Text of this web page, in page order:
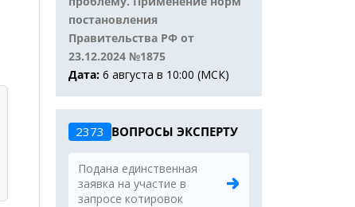
постановления
Правительства РФ от
23.12.2024 №1875
Дата: 6 августа в 10:00 (МСК)
2373 ВОПРОСЫ ЭКСПЕРТУ
Подана единственная
заявка на участие в
запросе котировок